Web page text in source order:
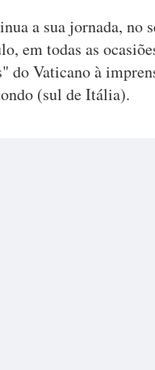
a sua jornada, no
em todas as
do Vaticano à
(sul de Itália).